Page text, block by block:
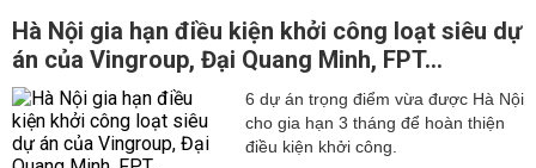
Hà Nội gia hạn điều kiện khởi công loạt siêu dự
án của Vingroup, Đại Quang Minh, FPT...
6 dự án trọng điểm vừa được Hà Nội
cho gia hạn 3 tháng để hoàn thiện
điều kiện khởi công.